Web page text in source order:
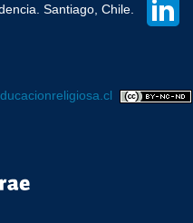
Santiago, Chile.